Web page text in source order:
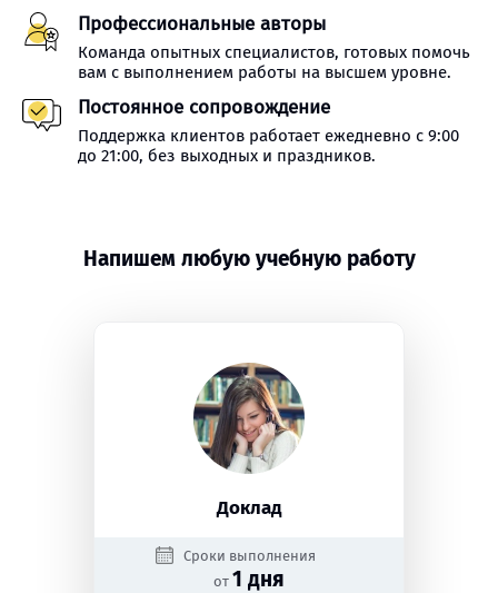
Профессиональные авторы
Команда опытных специалистов, готовых помочь
вам с выполнением работы на высшем уровне.
Постоянное сопровождение
Поддержка клиентов работает ежедневно с 9:00
до 21:00, без выходных и праздников.
Напишем любую учебную работу
Доклад
Сроки выполнения
от 1 дня